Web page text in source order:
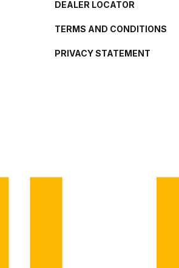
DEALER LOCATOR
TERMS AND CONDITIONS
PRIVACY STATEMENT